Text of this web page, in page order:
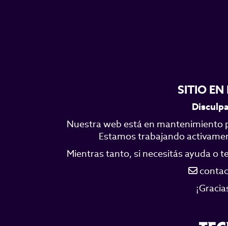
SITIO
Nuestra web está en mantenimiento
Estamos trabajando
Mientras tanto, si necesitás ayuda o